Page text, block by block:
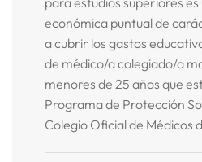
económica puntual de
a cubrir los gastos
de médico/a colegiado/a
menores de 25 años que
Programa de Protección
Colegio Oficial de Médicos